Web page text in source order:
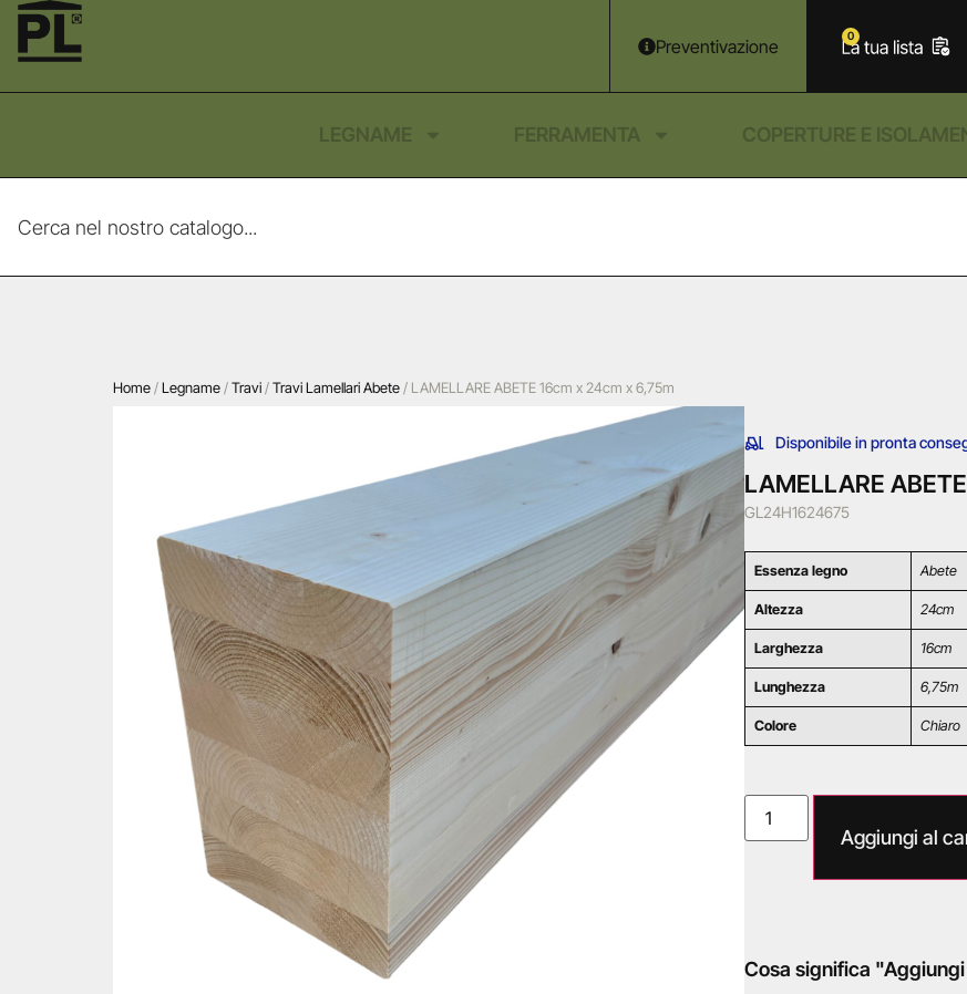
Preventivazione 0
LEGNAME FERRAMENTA COPERTURE E
Home /Legname /Travi /Travi Lamellari Abete / LAMELLARE ABETE 16cm x 24cm x 6,75m
Disponibile in pronta
LAMELLARE
GL24H1624675
Essenza legno Abete
Altezza 24cm
Larghezza 16cm
Lunghezza 6,75m
Colore Chiaro
Aggiungi al
Cosa significa